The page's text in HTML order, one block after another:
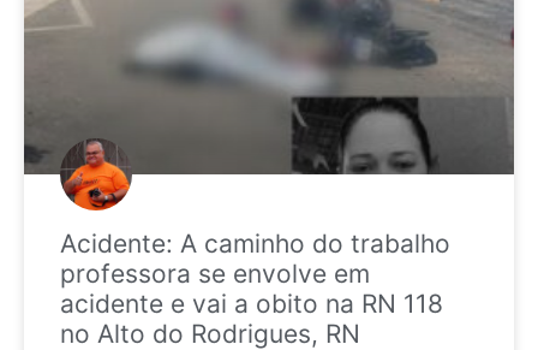
Acidente: A caminho do trabalho
professora se envolve em
acidente e vai a obito na RN 118
no Alto do Rodrigues, RN